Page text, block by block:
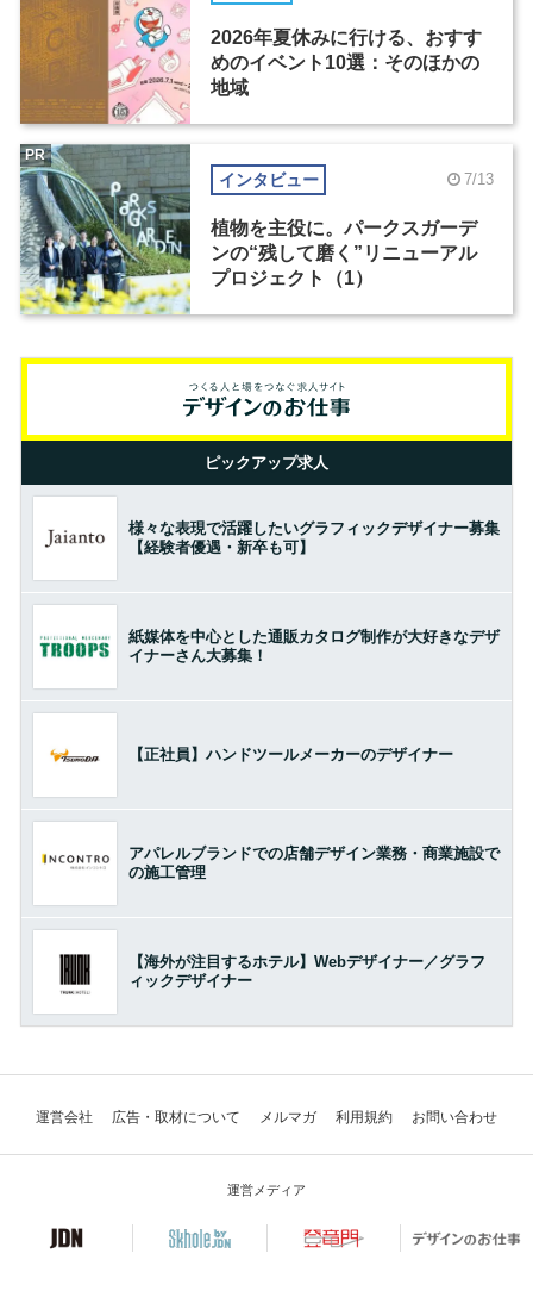
2026年夏休みに行ける、おすす
めのイベント10選：そのほかの
地域
インタビュー 7/13
植物を主役に。パークスガーデ
ンの“残して磨く”リニューアル
プロジェクト（1）
PR
ピックアップ求人
様々な表現で活躍したいグラフィックデザイナー募集
【経験者優遇・新卒も可】
紙媒体を中心とした通販カタログ制作が大好きなデザ
イナーさん大募集！
【正社員】ハンドツールメーカーのデザイナー
アパレルブランドでの店舗デザイン業務・商業施設で
の施工管理
【海外が注目するホテル】Webデザイナー／グラフ
ィックデザイナー
運営会社 広告・取材について メルマガ 利用規約 お問い合わせ
運営メディア